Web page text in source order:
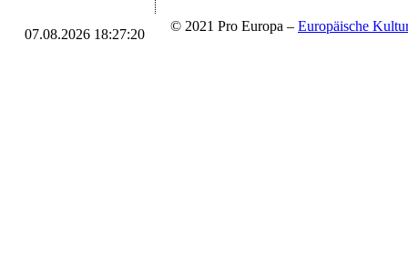
07.08.2026 18:27:20
© 2021 Pro Europa – Europäische